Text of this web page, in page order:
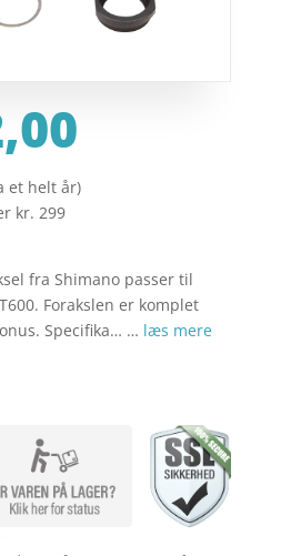
et helt år)
kr. 299
fra Shimano passer til
Forakslen er komplet
Specifika… … læs mere